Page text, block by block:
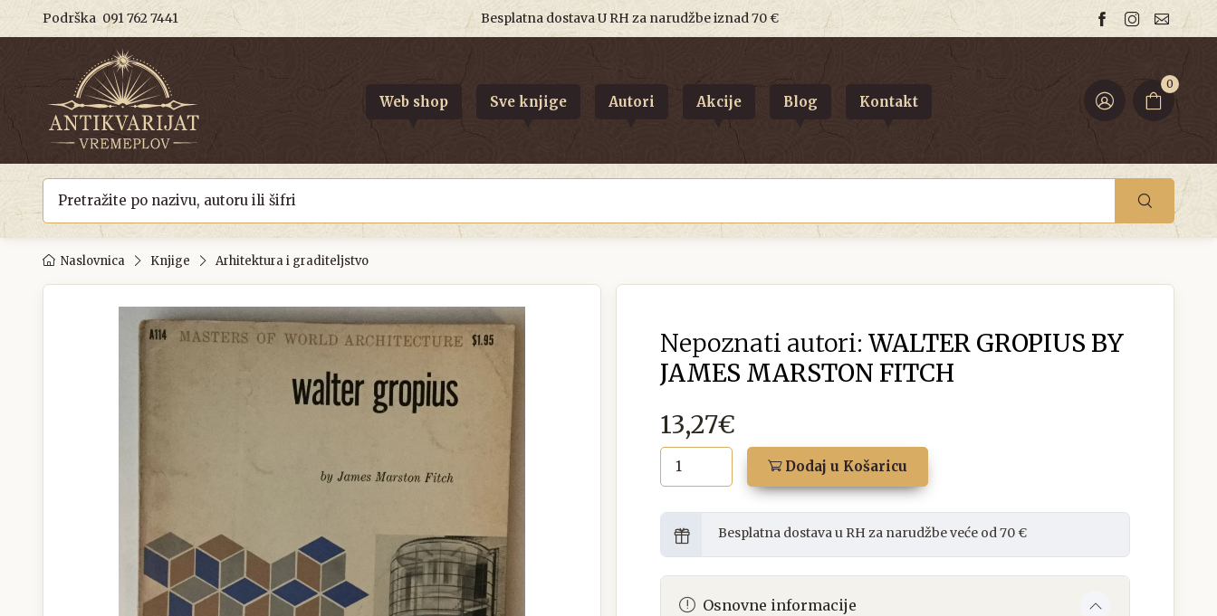
Podrška 091 762 7441 Besplatna dostava U RH za narudžbe iznad 70 €
0
Web shop Sve knjige Autori Akcije Blog Kontakt
Naslovnica Knjige Arhitektura i graditeljstvo
Nepoznati autori: WALTER GROPIUS BY
JAMES MARSTON FITCH
13,27€
Dodaj u Košaricu
Besplatna dostava u RH za narudžbe veće od 70 €
Osnovne informacije